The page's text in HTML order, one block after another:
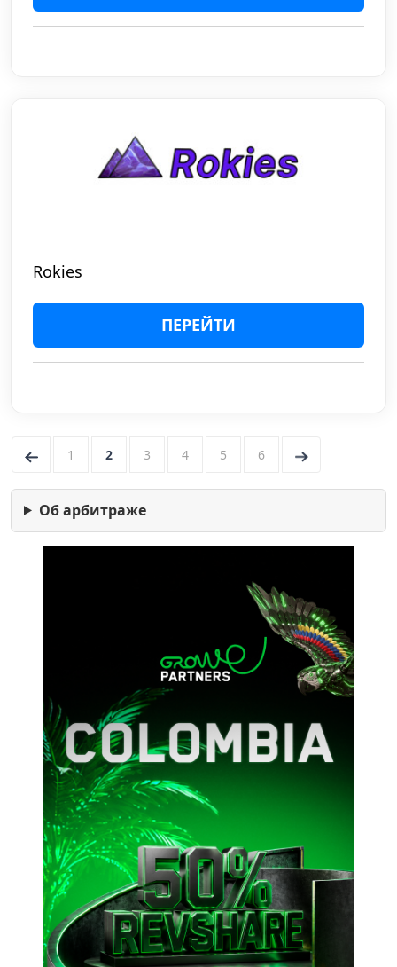
Rokies
ПЕРЕЙТИ
← 1 2 3 4 5 6 →
Об арбитраже